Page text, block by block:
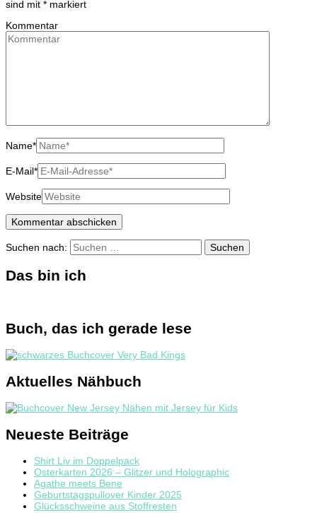
sind mit * markiert
Kommentar
Name*
E-Mail*
Website
Suchen nach:
Das bin ich
Buch, das ich gerade lese
Aktuelles Nähbuch
Neueste Beiträge
Shirt Liv im Doppelpack
Osterkarten 2026 – Glitzer und Holographic
Agathe meets Bene
Geburtstagspullover Kinder 2025
Glücksschweine aus Stoffresten